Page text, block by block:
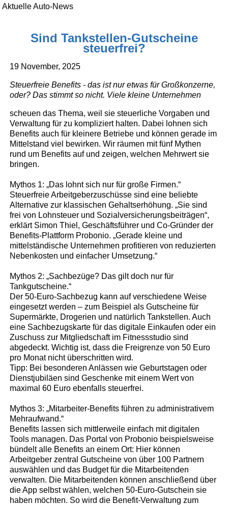
Aktuelle Auto-News
Sind Tankstellen-Gutscheine
steuerfrei?
19 November, 2025
Steuerfreie Benefits - das ist nur etwas für Großkonzerne,
oder? Das stimmt so nicht. Viele kleine Unternehmen
scheuen das Thema, weil sie steuerliche Vorgaben und
Verwaltung für zu kompliziert halten. Dabei lohnen sich
Benefits auch für kleinere Betriebe und können gerade im
Mittelstand viel bewirken. Wir räumen mit fünf Mythen
rund um Benefits auf und zeigen, welchen Mehrwert sie
bringen.
Mythos 1: „Das lohnt sich nur für große Firmen.“
Steuerfreie Arbeitgeberzuschüsse sind eine beliebte
Alternative zur klassischen Gehaltserhöhung. „Sie sind
frei von Lohnsteuer und Sozialversicherungsbeiträgen“,
erklärt Simon Thiel, Geschäftsführer und Co-Gründer der
Benefits-Plattform Probonio. „Gerade kleine und
mittelständische Unternehmen profitieren von reduzierten
Nebenkosten und einfacher Umsetzung.“
Mythos 2: „Sachbezüge? Das gilt doch nur für
Tankgutscheine.“
Der 50-Euro-Sachbezug kann auf verschiedene Weise
eingesetzt werden – zum Beispiel als Gutscheine für
Supermärkte, Drogerien und natürlich Tankstellen. Auch
eine Sachbezugskarte für das digitale Einkaufen oder ein
Zuschuss zur Mitgliedschaft im Fitnessstudio sind
abgedeckt. Wichtig ist, dass die Freigrenze von 50 Euro
pro Monat nicht überschritten wird.
Tipp: Bei besonderen Anlässen wie Geburtstagen oder
Dienstjubiläen sind Geschenke mit einem Wert von
maximal 60 Euro ebenfalls steuerfrei.
Mythos 3: „Mitarbeiter-Benefits führen zu administrativem
Mehraufwand.“
Benefits lassen sich mittlerweile einfach mit digitalen
Tools managen. Das Portal von Probonio beispielsweise
bündelt alle Benefits an einem Ort: Hier können
Arbeitgeber zentral Gutscheine von über 100 Partnern
auswählen und das Budget für die Mitarbeitenden
verwalten. Die Mitarbeitenden können anschließend über
die App selbst wählen, welchen 50-Euro-Gutschein sie
haben möchten. So wird die Benefit-Verwaltung zum